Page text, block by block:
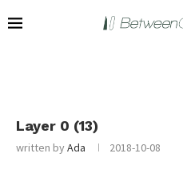
Layer 0 (13)
written byAda 2018-10-08